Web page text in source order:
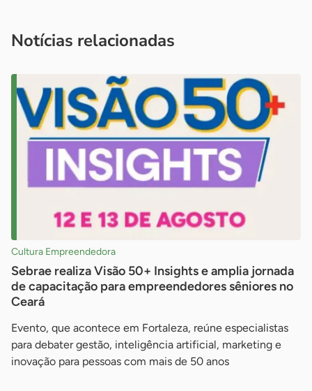
Notícias relacionadas
Cultura Empreendedora
Sebrae realiza Visão 50+ Insights e amplia jornada
de capacitação para empreendedores sêniores no
Ceará
Evento, que acontece em Fortaleza, reúne especialistas
para debater gestão, inteligência artificial, marketing e
inovação para pessoas com mais de 50 anos